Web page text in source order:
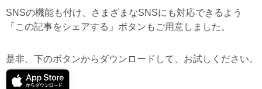
SNSの機能も付け、さまざまなSNSにも対応できるよう
「この記事をシェアする」ボタンもご用意しました。
是非、下のボタンからダウンロードして、お試しください。